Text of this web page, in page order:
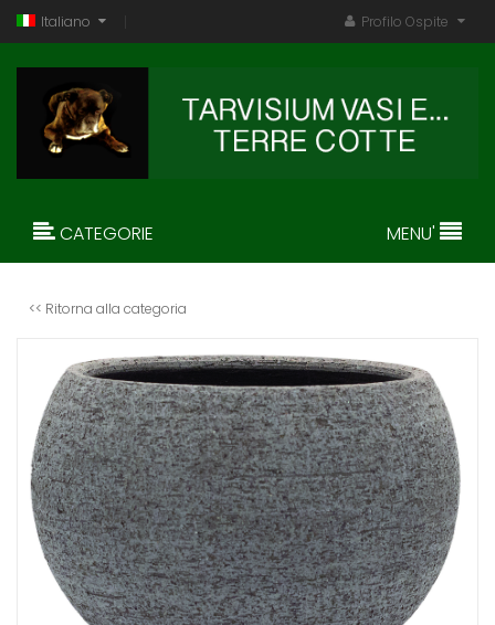
Italiano Profilo Ospite
CATEGORIE MENU'
<< Ritorna alla categoria